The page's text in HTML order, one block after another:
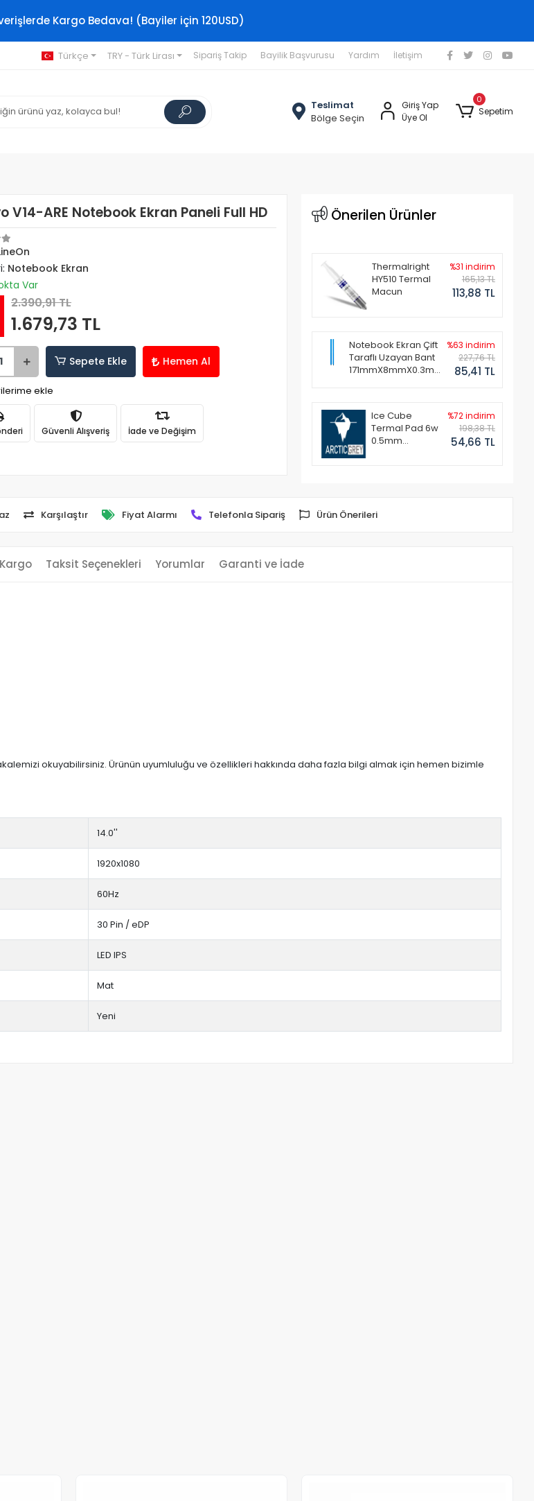
Kargo Bedava! (Bayiler için 120USD)
Türkçe TRY - Türk Lirası Sipariş Takip Bayilik Başvurusu Yardım İletişim
Teslimat
Bölge Seçin
Giriş Yap
Üye Ol
0
Sepetim
V14-ARE Notebook Ekran Paneli Full HD
Notebook Ekran
Var
2.390,91 TL
1.679,73 TL
Sepete Ekle Hemen Al
ekle
Güvenli Alışveriş İade ve Değişim
Önerilen Ürünler
Thermalright
HY510 Termal
Macun
%31 indirim
165,13 TL
113,88 TL
Notebook Ekran Çift
Taraflı Uzayan Bant
171mmX8mmX0.3mm
%63 indirim
227,76 TL
85,41 TL
Ice Cube
Termal Pad 6w
0.5mm
%72 indirim
198,38 TL
54,66 TL
Karşılaştır Fiyat Alarmı Telefonla Sipariş Ürün Önerileri
Taksit Seçenekleri Yorumlar Garanti ve İade
okuyabilirsiniz. Ürünün uyumluluğu ve özellikleri hakkında daha fazla bilgi almak için hemen bizimle
14.0''
1920x1080
60Hz
30 Pin / eDP
LED IPS
Mat
Yeni